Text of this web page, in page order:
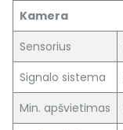
Kamera
Sensorius
Signalo sistema
Min. apšvietimas